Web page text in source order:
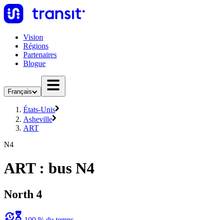
Vision
Régions
Partenaires
Blogue
Français
États-Unis
Asheville
ART
N4
ART : bus N4
North 4